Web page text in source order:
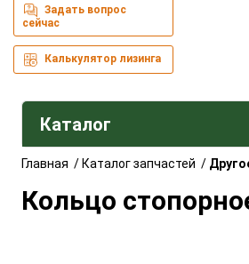
Задать вопрос
сейчас
Калькулятор лизинга
Каталог
Главная /Каталог запчастей /
Кольцо